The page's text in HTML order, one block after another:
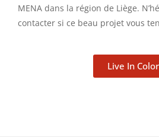
MENA dans la région de Liège.
contacter si ce beau projet vous
Live In Color